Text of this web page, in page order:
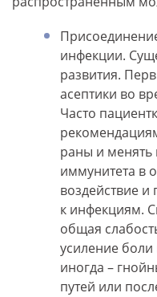
инфекции.
развития.
асептики во
Часто
раны и менять
иммунитета в
воздействие
к инфекциям.
общая
усиление
иногда –
путей или